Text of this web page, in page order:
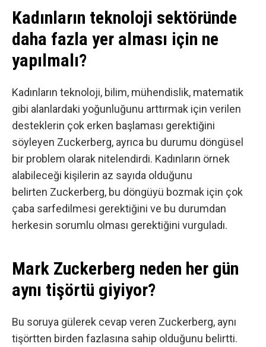
Kadınların teknoloji sektöründe
daha fazla yer alması için ne
yapılmalı?
Kadınların teknoloji, bilim, mühendislik, matematik
gibi alanlardaki yoğunluğunu arttırmak için verilen
desteklerin çok erken başlaması gerektiğini
söyleyen Zuckerberg, ayrıca bu durumu döngüsel
bir problem olarak nitelendirdi. Kadınların örnek
alabileceği kişilerin az sayıda olduğunu
belirten Zuckerberg, bu döngüyü bozmak için çok
çaba sarfedilmesi gerektiğini ve bu durumdan
herkesin sorumlu olması gerektiğini vurguladı.
Mark Zuckerberg neden her gün
aynı tişörtü giyiyor?
Bu soruya gülerek cevap veren Zuckerberg, aynı
tişörtten birden fazlasına sahip olduğunu belirtti.